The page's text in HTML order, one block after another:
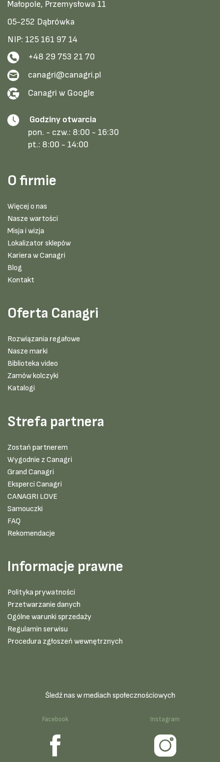
Małopole, Przemysłowa 11
05-252 Dąbrówka
NIP: 125 161 97 14
+48 29 753 21 70
canagri@canagri.pl
Canagri w Google
Godziny otwarcia
pon. - czw.: 8:00 - 16:30
pt.: 8:00 - 14:00
O firmie
Więcej o nas
Nasze wartości
Misja i wizja
Lokalizator sklepów
Kariera w Canagri
Blog
Kontakt
Oferta Canagri
Rozwiązania regałowe
Nasze marki
Biblioteka video
Zamów kolczyki
Katalogi
Strefa partnera
Zostań partnerem
Wygodnie z Canagri
Grand Canagri
Eksperci Canagri
CANAGRI LOVE
Samouczki
FAQ
Rekomendacje
Informacje prawne
Polityka prywatności
Przetwarzanie danych
Ogólne warunki sprzedaży
Regulamin serwisu
Procedura zgłoszeń wewnętrznych
Śledź nas w mediach społecznościowych
Facebook Instagram